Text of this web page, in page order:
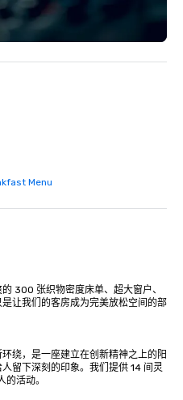
both U.S. and
across multiple time zones.
Menu
300 张织物密度床单、超大窗户、
让我们的客房成为完美放松空间的部
绕，是一座建立在创新精神之上的阳
留下深刻的印象。我们提供 14 间灵
活动。